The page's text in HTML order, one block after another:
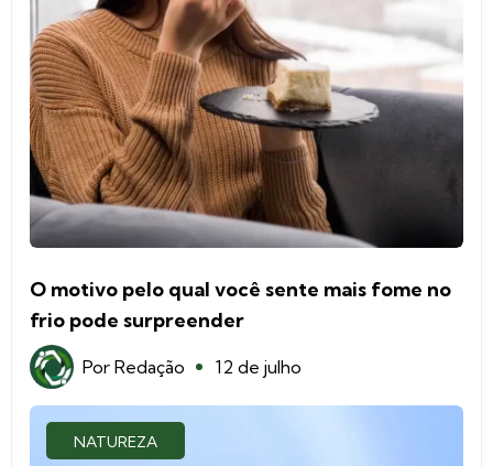
O motivo pelo qual você sente mais fome no
frio pode surpreender
Por Redação 12 de julho
NATUREZA